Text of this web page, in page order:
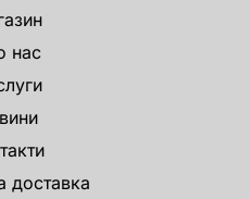
нас
доставка